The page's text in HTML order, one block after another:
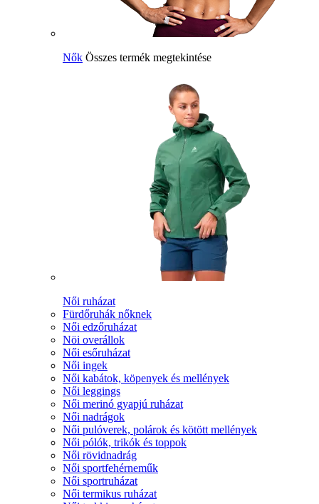
Nők Összes termék megtekintése
Női ruházat
Fürdőruhák nőknek
Női edzőruházat
Nöi overállok
Női esőruházat
Női ingek
Női kabátok, köpenyek és mellények
Női leggings
Női merinó gyapjú ruházat
Női nadrágok
Női pulóverek, polárok és kötött mellények
Női pólók, trikók és toppok
Női rövidnadrág
Női sportfehérneműk
Női sportruházat
Női termikus ruházat